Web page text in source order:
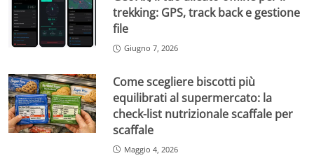
trekking: GPS, track back e gestione
file
Giugno 7, 2026
Come scegliere biscotti più
equilibrati al supermercato: la
check-list nutrizionale scaffale per
scaffale
Maggio 4, 2026